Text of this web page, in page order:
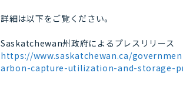
詳細は以下をご覧ください。
Saskatchewan州政府によるプレスリリース
https://www.saskatchewan.ca/
arbon-capture-utilization-and-storage-